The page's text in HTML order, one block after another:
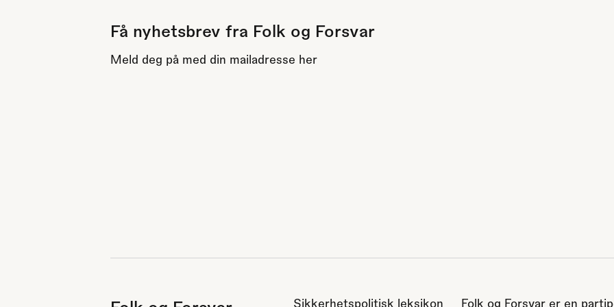
Få nyhetsbrev fra Folk og Forsvar
Meld deg på med din mailadresse her
Sikkerhetspolitisk leksikon Folk og Forsvar er en